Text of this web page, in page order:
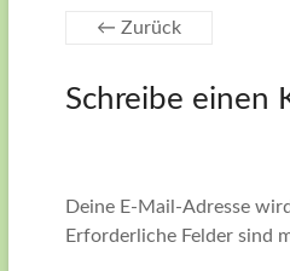
← Zurück
Schreibe einen
Deine E-Mail-Adresse
Erforderliche Felder sind